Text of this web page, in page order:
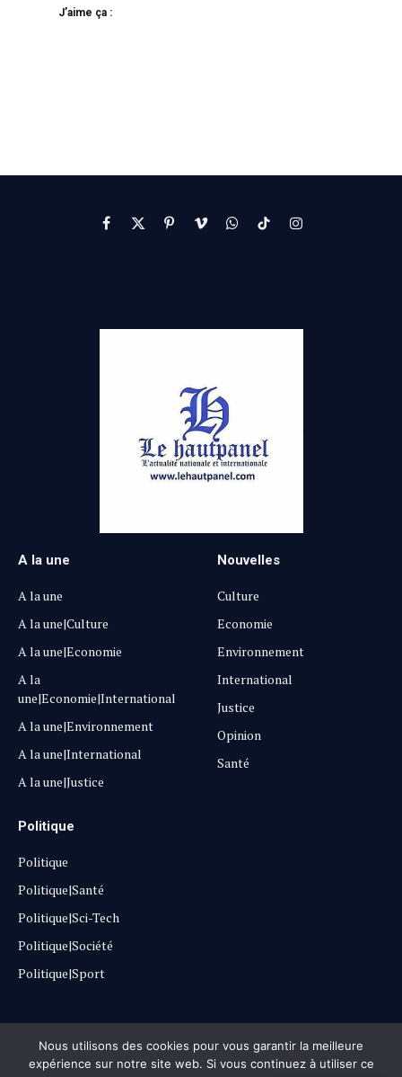
J’aime ça :
Facebook
X
PinterestVimeoWhatsApp
TikTokInstagram
A la une
A la une
A la une|Culture
A la une|Economie
A la
une|Economie|International
A la une|Environnement
A la une|International
A la une|Justice
Nouvelles
Culture
Economie
Environnement
International
Justice
Opinion
Santé
Politique
Politique
Politique|Santé
Politique|Sci-Tech
Politique|Société
Politique|Sport
Copyright © 2025Lehautpanel
Nous utilisons des cookies pour vous garantir la meilleure
expérience sur notre site web. Si vous continuez à utiliser ce